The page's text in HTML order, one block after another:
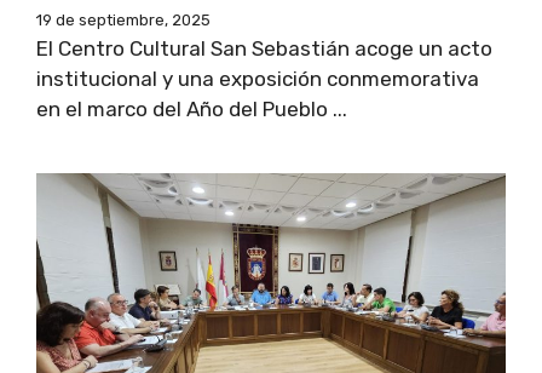
19 de septiembre, 2025
El Centro Cultural San Sebastián acoge un acto
institucional y una exposición conmemorativa
en el marco del Año del Pueblo ...